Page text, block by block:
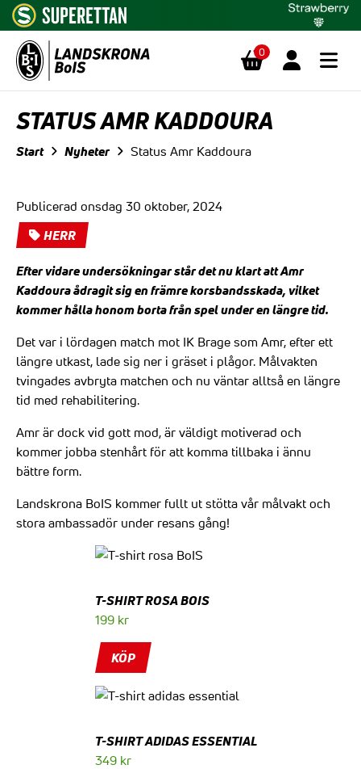
0
STATUS AMR KADDOURA
Start Nyheter Status Amr Kaddoura
Publicerad onsdag 30 oktober, 2024
HERR
Efter vidare undersökningar står det nu klart att Amr
Kaddoura ådragit sig en främre korsbandsskada, vilket
kommer hålla honom borta från spel under en längre tid.
Det var i lördagen match mot IK Brage som Amr, efter ett
längre utkast, lade sig ner i gräset i plågor. Målvakten
tvingades avbryta matchen och nu väntar alltså en längre
tid med rehabilitering.
Amr är dock vid gott mod, är väldigt motiverad och
kommer jobba stenhårt för att komma tillbaka i ännu
bättre form.
Landskrona BoIS kommer fullt ut stötta vår målvakt och
stora ambassadör under resans gång!
T-SHIRT ROSA BOIS
199 kr
KÖP
T-SHIRT ADIDAS ESSENTIAL
349 kr